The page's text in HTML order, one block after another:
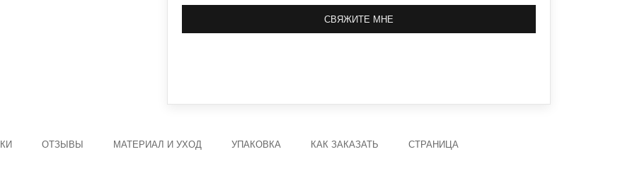
СВЯЖИТЕ МНЕ
ОТЗЫВЫ МАТЕРИАЛ И УХОД УПАКОВКА КАК ЗАКАЗАТЬ СТРАНИЦА